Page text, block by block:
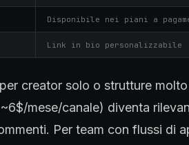
Disponibile nei piani a
Link in bio personalizzabile
creator solo o strutture
mese/canale) diventa
Per team con flussi di